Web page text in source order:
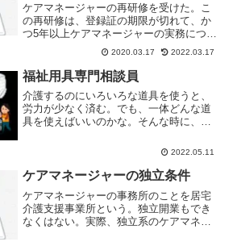
ケアマネージャーの再研修を受けた。こ
の再研修は、登録証の期限が切れて、か
つ5年以上ケアマネージャーの実務につい
ていなかった人が対象。登録証がない
と、ケアマネージャーの実務ができな
い。
2020.03.17 2022.03.17
福祉用具専門相談員
介護するのにいろいろな道具を使うと、
労力が少なく済む。でも、一体どんな道
具を使えばいいのかな。そんな時に、頼
2022.05.11
ケアマネージャーの独立条件
ケアマネージャーの事務所のことを居宅
介護支援事業所という。独立開業もでき
なくはない。実際、独立系のケアマネー